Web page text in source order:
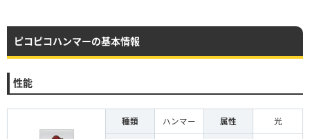
ピコピコハンマーの基本情報
性能
種類 ハンマー 属性 光